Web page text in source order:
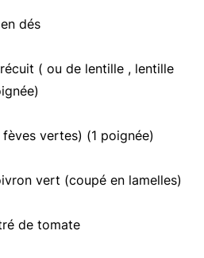
dés
( ou de lentille , lentille
vertes) (1 poignée)
vert (coupé en lamelles)
de tomate